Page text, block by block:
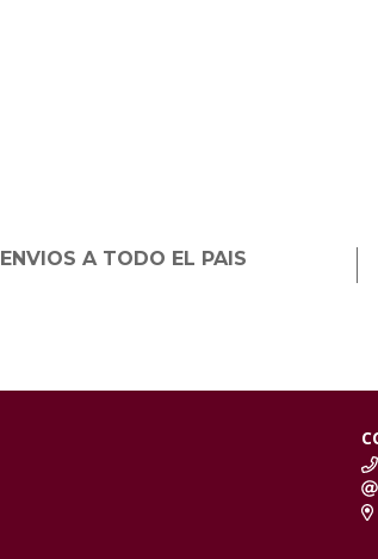
ENVIOS A TODO EL PAIS